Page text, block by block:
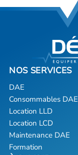
DAE
Consommables DAE
Location LLD
Location LCD
Maintenance DAE
Formation